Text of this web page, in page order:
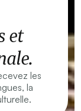
et
les
la